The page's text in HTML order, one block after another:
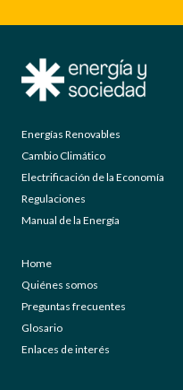
Energías Renovables
Cambio Climático
Electrificación de la Economía
Regulaciones
Manual de la Energía
Home
Quiénes somos
Preguntas frecuentes
Glosario
Enlaces de interés